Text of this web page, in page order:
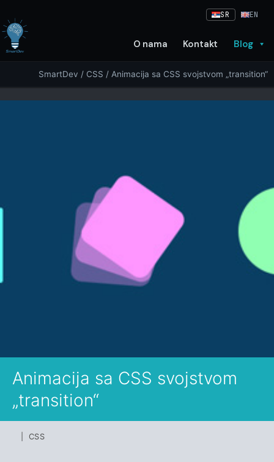
to
content
SR EN
O nama Kontakt Blog
SmartDev / CSS / Animacija sa CSS svojstvom „transition“
Animacija sa CSS svojstvom
„transition“
| CSS